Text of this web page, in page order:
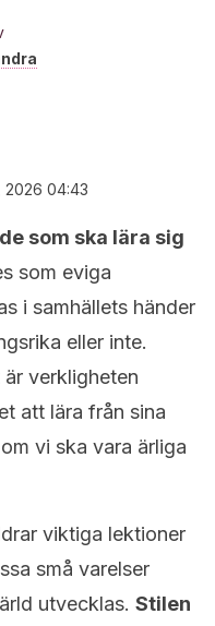
2026 04:43
som ska lära sig
som eviga
i samhällets händer
eller inte.
verkligheten
att lära från sina
vi ska vara ärliga
viktiga lektioner
små varelser
utvecklas. Stilen